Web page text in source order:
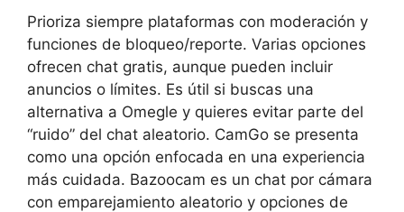
Prioriza siempre plataformas con moderación y
funciones de bloqueo/reporte. Varias opciones
ofrecen chat gratis, aunque pueden incluir
anuncios o límites. Es útil si buscas una
alternativa a Omegle y quieres evitar parte del
“ruido” del chat aleatorio. CamGo se presenta
como una opción enfocada en una experiencia
más cuidada. Bazoocam es un chat por cámara
con emparejamiento aleatorio y opciones de